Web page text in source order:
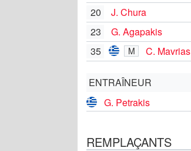
20
J. Chura
23
G. Agapakis
35
M C. Mavrias
ENTRAÎNEUR
G. Petrakis
REMPLAÇANTS